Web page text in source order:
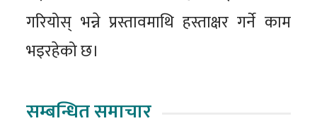
गरियोस् भन्ने प्रस्तावमाथि हस्ताक्षर गर्ने काम
भइरहेको छ।
सम्बन्धित समाचार